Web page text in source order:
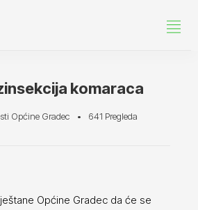
komaraca
Općine Gradec 641 Pregleda
Općine Gradec da će se